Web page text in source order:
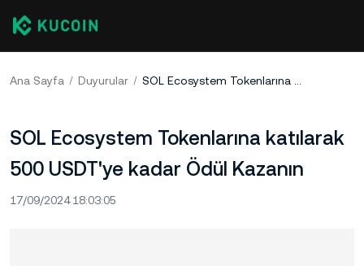
Ana Sayfa Duyurular SOL Ecosystem Tokenlarına katılarak 500 USDT'ye kadar Ödül Kazanın
SOL Ecosystem Tokenlarına katılarak
500 USDT'ye kadar Ödül Kazanın
17/09/2024 18:03:05